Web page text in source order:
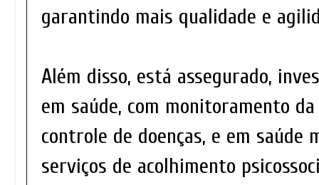
garantindo mais qualidade e
Além disso, está assegurado,
em saúde, com monitoramento
controle de doenças, e em saúde
serviços de acolhimento